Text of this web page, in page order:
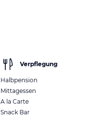
Verpflegung
Halbpension
Mittagessen
A la Carte
Snack Bar